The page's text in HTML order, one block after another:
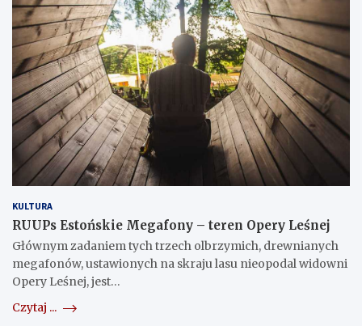
KULTURA
RUUPs Estońskie Megafony – teren Opery Leśnej
Głównym zadaniem tych trzech olbrzymich, drewnianych
megafonów, ustawionych na skraju lasu nieopodal widowni
Opery Leśnej, jest…
Czytaj ...